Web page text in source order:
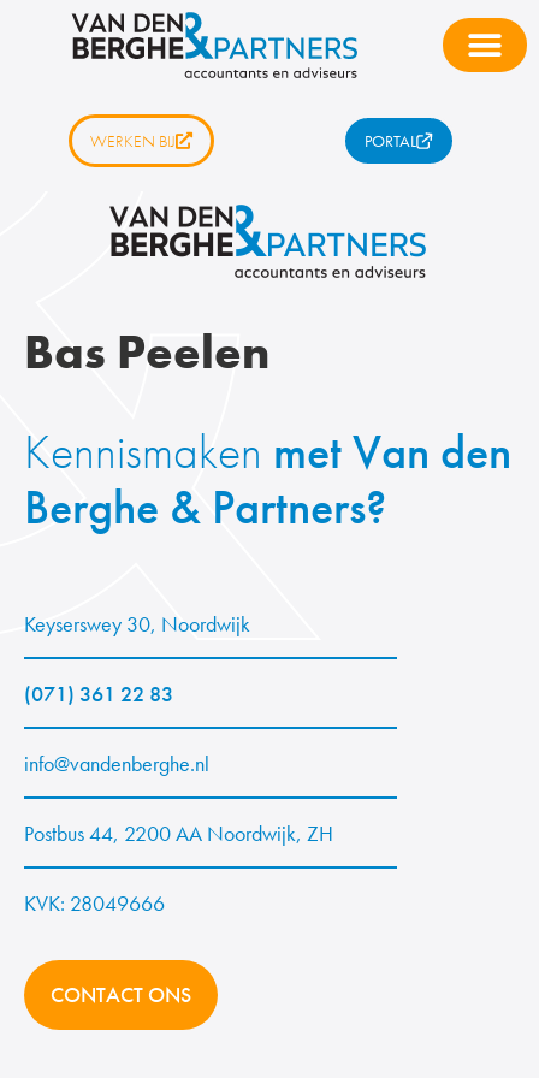
WERKEN BIJ PORTAL
Bas Peelen
Kennismaken met Van den
Berghe & Partners?
Keyserswey 30, Noordwijk
(071) 361 22 83
info@vandenberghe.nl
Postbus 44, 2200 AA Noordwijk, ZH
KVK: 28049666
CONTACT ONS